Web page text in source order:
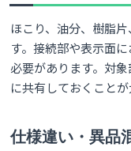
ほこり、油分、樹脂
す。接続部や表示面
必要があります。対
に共有しておくことが
仕様違い・異品